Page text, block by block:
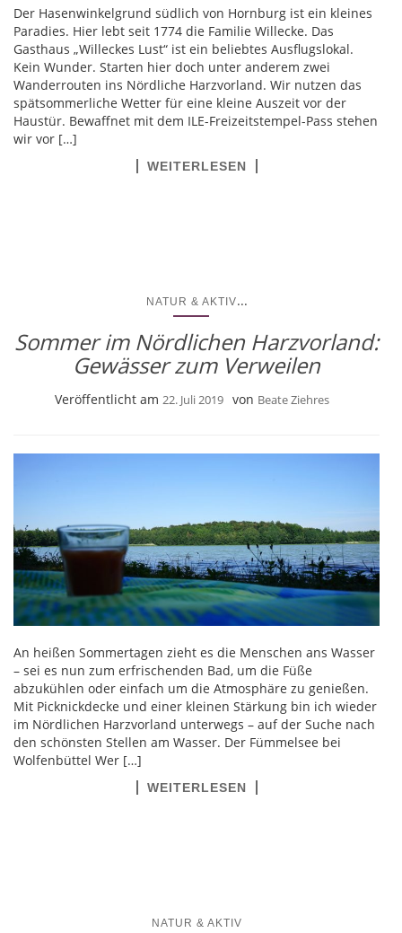
Der Hasenwinkelgrund südlich von Hornburg ist ein kleines
Paradies. Hier lebt seit 1774 die Familie Willecke. Das
Gasthaus „Willeckes Lust“ ist ein beliebtes Ausflugslokal.
Kein Wunder. Starten hier doch unter anderem zwei
Wanderrouten ins Nördliche Harzvorland. Wir nutzen das
spätsommerliche Wetter für eine kleine Auszeit vor der
Haustür. Bewaffnet mit dem ILE-Freizeitstempel-Pass stehen
wir vor […]
WEITERLESEN
NATUR & AKTIV...
Sommer im Nördlichen Harzvorland:
Gewässer zum Verweilen
Veröffentlicht am 22. Juli 2019 von Beate Ziehres
An heißen Sommertagen zieht es die Menschen ans Wasser
– sei es nun zum erfrischenden Bad, um die Füße
abzukühlen oder einfach um die Atmosphäre zu genießen.
Mit Picknickdecke und einer kleinen Stärkung bin ich wieder
im Nördlichen Harzvorland unterwegs – auf der Suche nach
den schönsten Stellen am Wasser. Der Fümmelsee bei
Wolfenbüttel Wer […]
WEITERLESEN
NATUR & AKTIV